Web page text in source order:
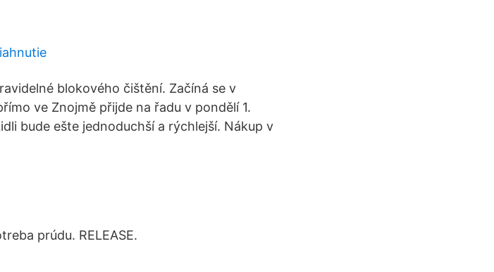
blokového čištění. Začíná se v
ve Znojmě přijde na řadu v pondělí 1.
bude ešte jednoduchší a rýchlejší. Nákup v
prúdu. RELEASE.